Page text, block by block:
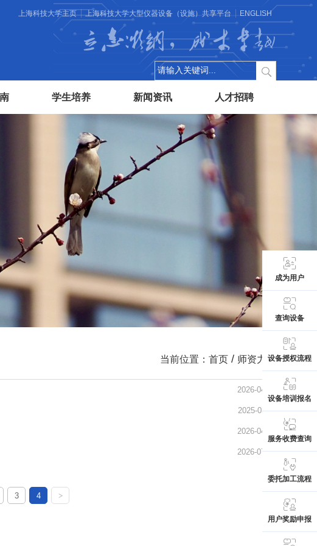
成为用户
查询设备
设备授权流程
设备培训报名
服务收费查询
委托加工流程
用户奖励申报
上海科技大学主页 上海科技大学大型仪器设备（设施）共享平台 ENGLISH
立志微纳，成才卓越
学生培养 新闻资讯 人才招聘
当前位置： 首页 / 师资力量
2026-04-13
2025-03-11
2026-04-13
2026-07-06
3 4 >